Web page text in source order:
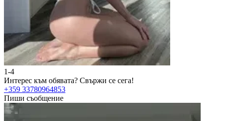
1-4
Интерес към обявата? Свържи се сега!
+359 33780964853
Пиши съобщение